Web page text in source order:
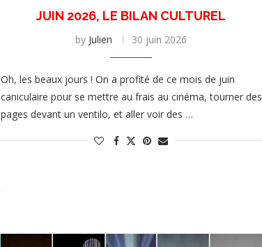
JUIN 2026, LE BILAN CULTUREL
by Julien 30 juin 2026
Oh, les beaux jours ! On a profité de ce mois de juin
caniculaire pour se mettre au frais au cinéma, tourner des
pages devant un ventilo, et aller voir des …